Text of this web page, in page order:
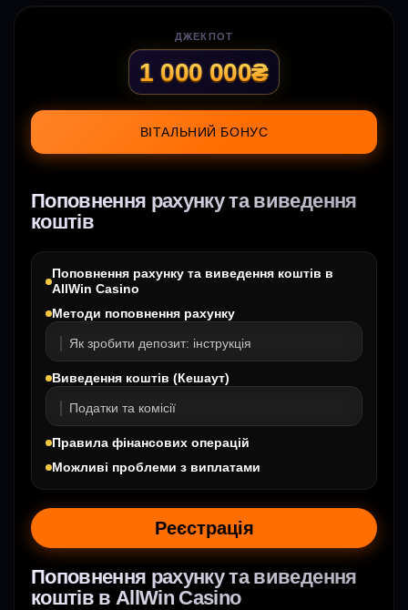
ДЖЕКПОТ
1 000 000₴
ВІТАЛЬНИЙ БОНУС
Поповнення рахунку та виведення
коштів
Поповнення рахунку та виведення коштів в
AllWin Casino
Методи поповнення рахунку
Як зробити депозит: інструкція
Виведення коштів (Кешаут)
Податки та комісії
Правила фінансових операцій
Можливі проблеми з виплатами
Реєстрація
Поповнення рахунку та виведення
коштів в AllWin Casino